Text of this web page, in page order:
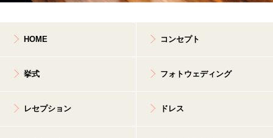
HOME コンセプト
挙式 フォトウェディング
レセプション ドレス